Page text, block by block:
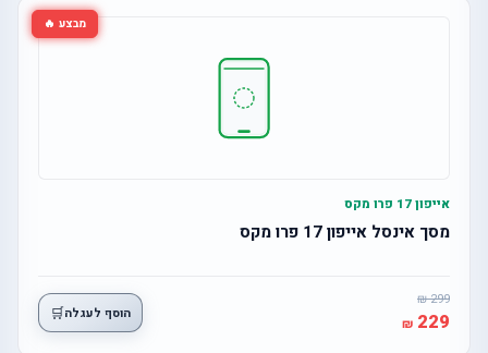
מבצע 🔥
אייפון 17 פרו מקס
מסך אינסל אייפון 17 פרו מקס
299
229 הוסף לעגלה🛒